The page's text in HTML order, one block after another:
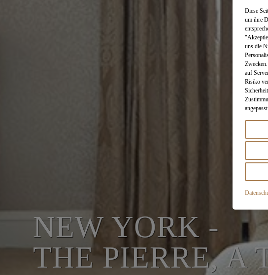
NEW YORK -
THE PIERRE, A
Diese
um ihre
uns die
auf
Risiko